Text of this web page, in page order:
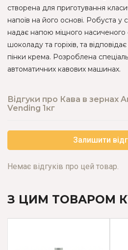
створена для приготування
напоїв на його основі. Робуста у
надає напою міцного насиченого
шоколаду та горіхів, та
пінки крема. Розроблена
автоматичних кавових машинах.
Відгуки про Кава в зернах
Vending 1кг
Залишити
Немає відгуків про цей товар.
З ЦИМ ТОВАРОМ